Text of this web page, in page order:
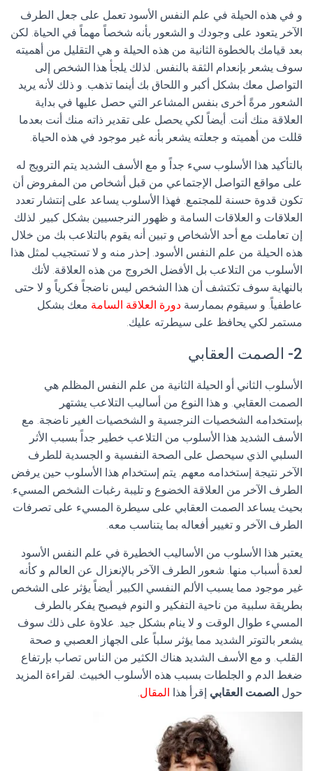
و في هذه الحيلة في علم النفس الأسود تعمل على جعل الطرف
الآخر يتعود على وجودك و الشعور بأنه شخصاً مهماً في الحياة. لكن
بعد قيامك بالخطوة الثانية من هذه الحيلة و هي التقليل من أهميته
سوف يشعر بإنعدام الثقة بالنفس. لذلك يلجأ هذا الشخص إلى
التواصل معك بشكل أكبر و اللحاق بك أينما تذهب. و ذلك لأنه يريد
الشعور مرةً أخرى بنفس المشاعر التي حصل عليها في بداية
العلاقة منك أنت. أيضاً لكي يحصل على تقدير ذاته منك أنت بعدما
قللت من أهميته و جعلته يشعر بأنه غير موجود في هذه الحياة.
بالتأكيد هذا الأسلوب سيء جداً و مع الأسف الشديد يتم الترويج له
على مواقع التواصل الإجتماعي من قبل أشخاص من المفروض أن
تكون قدوة حسنة للمجتمع. فهذا الأسلوب يساعد على إنتشار تعدد
العلاقات و العلاقات السامة و ظهور النرجسيين بشكل كبير. لذلك
إن تعاملت مع أحد الأشخاص و تبين أنه يقوم بالتلاعب بك من خلال
هذه الحيلة من علم النفس الأسود. إحذر منه و لا تستجيب لمثل هذا
الأسلوب من التلاعب بل الأفضل الخروج من هذه العلاقة. لأنك
بالنهاية سوف تكتشف أن هذا الشخص ليس ناضجاً فكرياً و لا حتى
عاطفياً. و سيقوم بممارسة دورة العلاقة السامة معك بشكل
مستمر لكي يحافظ على سيطرته عليك.
2- الصمت العقابي
الأسلوب الثاني أو الحيلة الثانية من علم النفس المظلم هي
الصمت العقابي. و هذا النوع من أساليب التلاعب يشتهر
بإستخدامه الشخصيات النرجسية و الشخصيات الغير ناضجة. مع
الأسف الشديد هذا الأسلوب من التلاعب خطير جداً بسبب الأثر
السلبي الذي سيحصل على الصحة النفسية و الجسدية للطرف
الآخر نتيجة إستخدامه معهم. يتم إستخدام هذا الأسلوب حين يرفض
الطرف الآخر من العلاقة الخضوع و تليبة رغبات الشخص المسيء.
بحيث يساعد الصمت العقابي على سيطرة المسيء على تصرفات
الطرف الآخر و تغيير أفعاله بما يتناسب معه.
يعتبر هذا الأسلوب من الأساليب الخطيرة في علم النفس الأسود
لعدة أسباب منها. شعور الطرف الآخر بالإنعزال عن العالم و كأنه
غير موجود مما يسبب الألم النفسي الكبير. أيضاً يؤثر على الشخص
بطريقة سلبية من ناحية التفكير و النوم فيصبح يفكر بالطرف
المسيء طوال الوقت و لا ينام بشكل جيد. علاوة على ذلك سوف
يشعر بالتوتر الشديد مما يؤثر سلباً على الجهاز العصبي و صحة
القلب. و مع الأسف الشديد هناك الكثير من الناس تصاب بإرتفاع
ضغط الدم و الجلطات بسبب هذه الأسلوب الخبيث. لقراءة المزيد
حول الصمت العقابي إقرأ هذا المقال.